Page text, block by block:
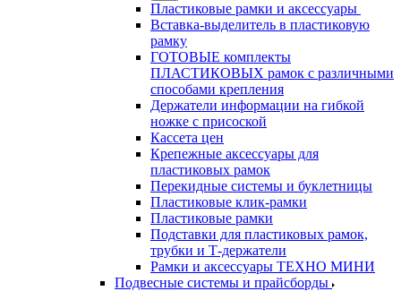
Пластиковые рамки и аксессуары
Вставка-выделитель в пластиковую
рамку
ГОТОВЫЕ комплекты
ПЛАСТИКОВЫХ рамок с различными
способами крепления
Держатели информации на гибкой
ножке с присоской
Кассета цен
Крепежные аксессуары для
пластиковых рамок
Перекидные системы и буклетницы
Пластиковые клик-рамки
Пластиковые рамки
Подставки для пластиковых рамок,
трубки и Т-держатели
Рамки и аксессуары ТЕХНО МИНИ
Подвесные системы и прайсборды